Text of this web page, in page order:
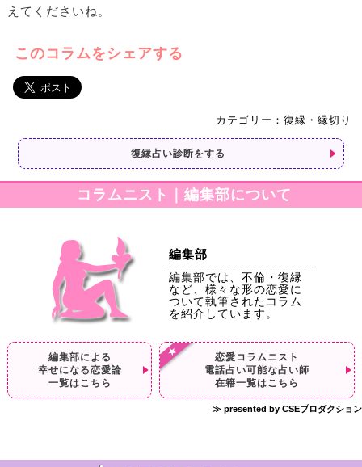
えてくださいね。
このコラムをシェアする
カテゴリー：復縁・縁切り
復縁占い診断をする
コラムニスト｜編集部について
編集部
編集部では、不倫・復縁
など、様々な形の恋愛に
ついて執筆されたコラム
を紹介しています。
編集部による
幸せになる恋愛論
一覧はこちら
恋愛コラムニスト
電話占い可能な占い師
在籍一覧はこちら
≫ presented by CSEプロダクション